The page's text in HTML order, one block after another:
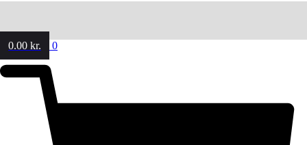
0.00 kr. 0